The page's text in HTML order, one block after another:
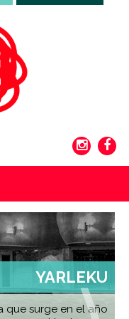
YARLEKU
que surge en el año